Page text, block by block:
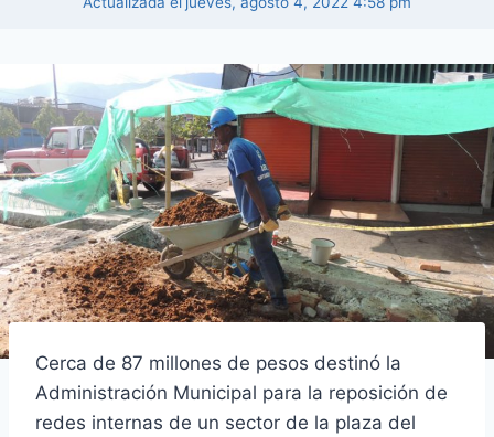
Cerca de 87 millones de pesos destinó la
Administración Municipal para la reposición de
redes internas de un sector de la plaza del